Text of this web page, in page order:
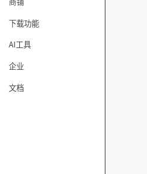
下载功能
AI工具
企业
文档